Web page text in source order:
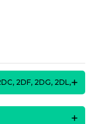
2DF, 2DG, 2DL,